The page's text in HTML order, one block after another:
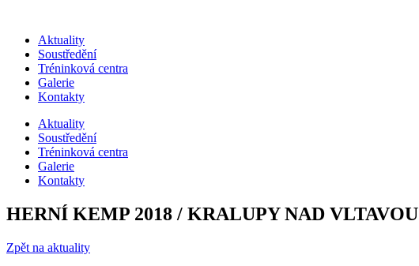
obsahuAktuality
Soustředění
Tréninková centra
Galerie
Kontakty
Aktuality
Soustředění
Tréninková centra
Galerie
Kontakty
HERNÍ KEMP 2018 / KRALUPY NAD VLTAVOU
Zpět na aktuality